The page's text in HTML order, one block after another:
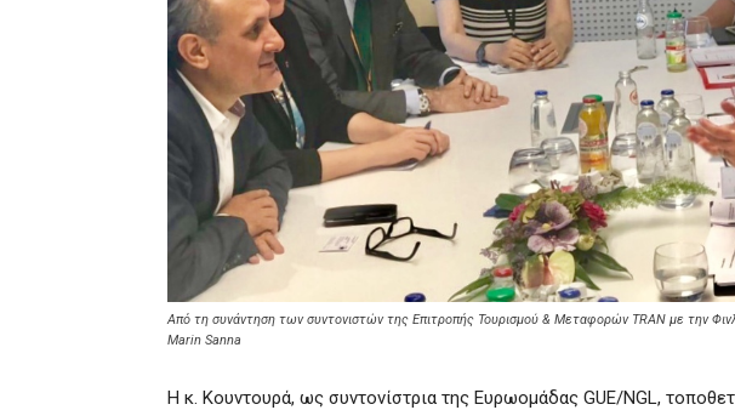
Από τη συνάντηση των συντονιστών της Επιτροπής Τουρισμού & Μεταφορών TRAN με την
Marin Sanna
H κ. Κουντουρά, ως συντονίστρια της Ευρωομάδας GUE/NGL,